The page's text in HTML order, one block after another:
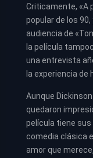
Criticamente, «A
popular de los
audiencia de
la película
una entrevista
la experiencia de
Aunque
quedaron
película tiene sus
comedia clásica
amor que